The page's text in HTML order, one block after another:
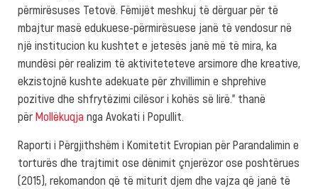
përmirësuses Tetovë. Fëmijët meshkuj të dërguar për të
mbajtur masë edukuese-përmirësuese janë të vendosur në
një institucion ku kushtet e jetesës janë më të mira, ka
mundësi për realizim të aktiviteteteve arsimore dhe kreative,
ekzistojnë kushte adekuate për zhvillimin e shprehive
pozitive dhe shfrytëzimi cilësor i kohës së lirë.” thanë
përMollëkuqja nga Avokati i Popullit.
Raporti i Përgjithshëm i Komitetit Evropian për Parandalimin e
torturës dhe trajtimit ose dënimit çnjerëzor ose poshtërues
(2015), rekomandon që të miturit djem dhe vajza që janë të